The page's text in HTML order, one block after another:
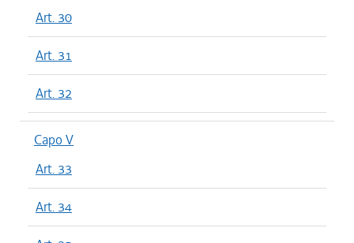
Art. 30
Art. 31
Art. 32
Capo V
Art. 33
Art. 34